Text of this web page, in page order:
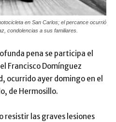
en San Carlos; el percance ocurrió
condolencias a sus familiares.
pena se participa el
Francisco Domínguez
ocurrido ayer domingo en el
de Hermosillo.
resistir las graves lesiones